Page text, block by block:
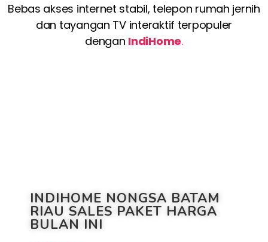
Bebas akses internet stabil, telepon rumah jernih
dan tayangan TV interaktif terpopuler
dengan IndiHome.
INDIHOME NONGSA BATAM
RIAU SALES PAKET HARGA
BULAN INI